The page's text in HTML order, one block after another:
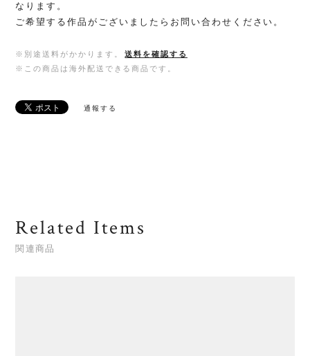
なります。
ご希望する作品がございましたらお問い合わせください。
※別途送料がかかります。
送料を確認する
※この商品は海外配送できる商品です。
通報する
Related Items
関連商品